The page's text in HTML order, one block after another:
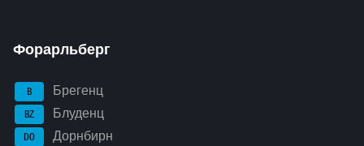
Форарльберг
B Брегенц
BZ Блуденц
DO Дорнбирн